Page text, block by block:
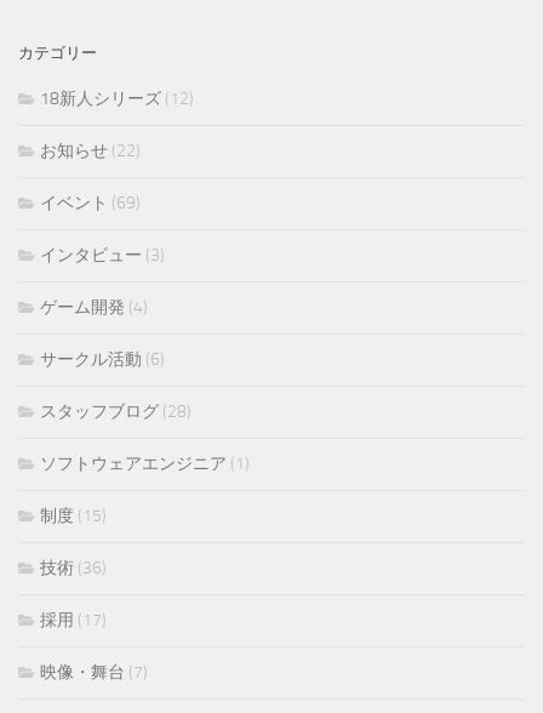
カテゴリー
18新人シリーズ (12)
お知らせ (22)
イベント (69)
インタビュー (3)
ゲーム開発 (4)
サークル活動 (6)
スタッフブログ (28)
ソフトウェアエンジニア (1)
制度 (15)
技術 (36)
採用 (17)
映像・舞台 (7)